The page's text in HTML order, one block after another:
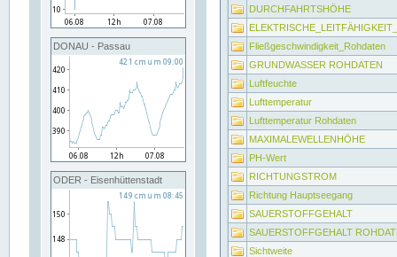
DONAU - Passau
ODER - Eisenhüttenstadt
DURCHFAHRTSHÖHE
Fließgeschwindigkeit_Rohdaten
GRUNDWASSER ROHDATEN
Luftfeuchte
Lufttemperatur
Lufttemperatur Rohdaten
MAXIMALEWELLENHÖHE
PH-Wert
RICHTUNGSTROM
Richtung Hauptseegang
SAUERSTOFFGEHALT
SAUERSTOFFGEHALT
Sichtweite